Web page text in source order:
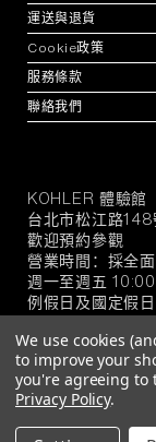
運送與退貨
Cookie政策
服務條款
聯絡我們
KOHLER
官
方
旗
艦
店
KOHLER 體驗館
台北市松江路148
歡迎預約參觀
營業時間：採全
週一至週五
例假日及國定假
© 2026 KOHLER
We use cookies
to improve your
you're agreeing to
Privacy Policy.